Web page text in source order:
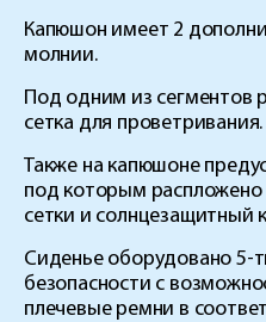
Капюшон имеет 2
молнии.
Под одним из сегментов
сетка для проветривания.
Также на капюшоне
под которым
сетки и солнцезащитный
Сиденье оборудовано 5-
безопасности с
плечевые ремни в